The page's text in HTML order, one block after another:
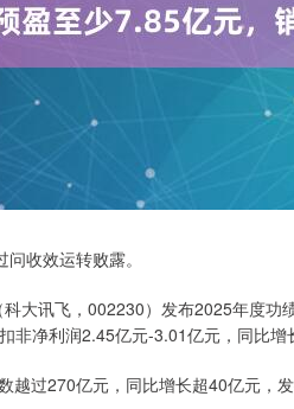
收效运转败露。
大讯飞，002230）发布2025年度
非净利润2.45亿元-3.01亿元，同比增
越过270亿元，同比增长超40亿元，